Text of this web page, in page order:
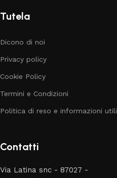
Tutela
Dicono di noi
Privacy policy
Cookie Policy
Termini e Condizioni
Politica di reso e informazioni utili
Contatti
Via Latina snc - 87027 -